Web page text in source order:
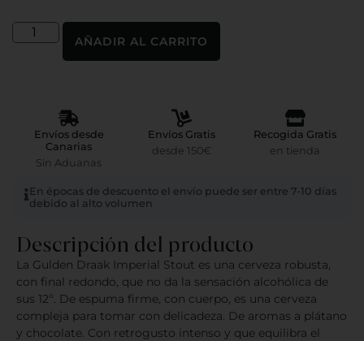
AÑADIR AL CARRITO
Envíos desde
Canarias
Sin Aduanas
Envíos Gratis
desde 150€
Recogida Gratis
en tienda
En épocas de descuento el envío puede ser entre 7-10 días
debido al alto volumen
Descripción del producto
La Gulden Draak Imperial Stout es una cerveza robusta,
con final redondo, que no da la sensación alcohólica de
sus 12º. De espuma firme, con cuerpo, es una cerveza
compleja para tomar con delicadeza. De aromas a plátano
y chocolate. Con retrogusto intenso y que equilibra el